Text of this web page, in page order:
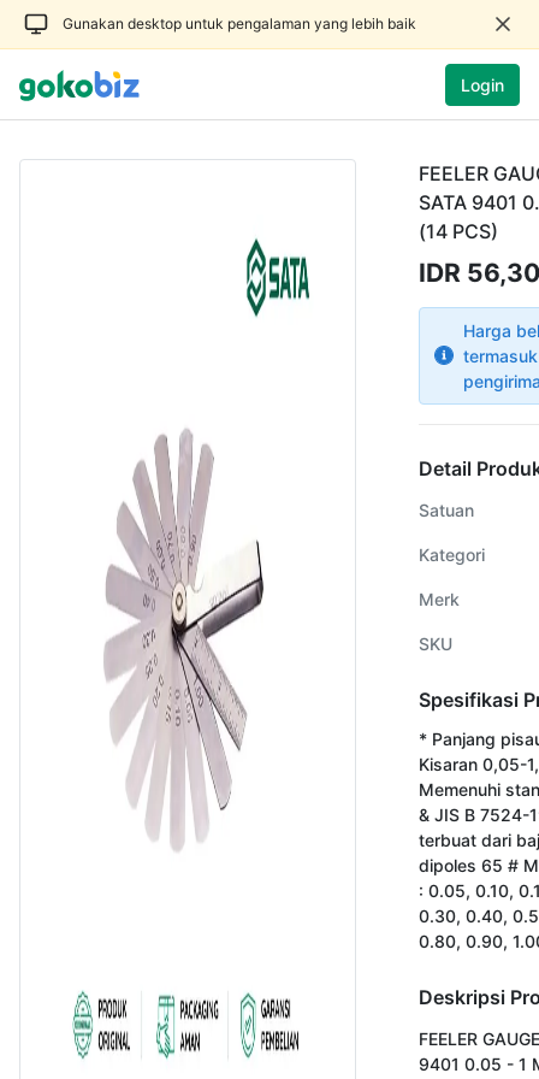
Gunakan desktop untuk pengalaman yang lebih baik
Login
FEELER
SATA 9401
(14 PCS)
IDR
Harga
Detail
Satuan
Kategori
Merk
SKU
Spesifikasi
* Panjang
Kisaran 0,05-
Memenuhi
& JIS B 7524-
terbuat dari
dipoles 65 #
: 0.05, 0.10,
0.30, 0.40,
0.80, 0.90,
Deskripsi
FEELER
9401 0.05 - 1